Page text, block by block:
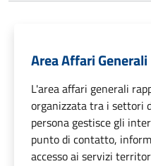
Area Affari Generali
L'area affari generali
organizzata tra i settori
persona gestisce gli
punto di contatto,
accesso ai servizi